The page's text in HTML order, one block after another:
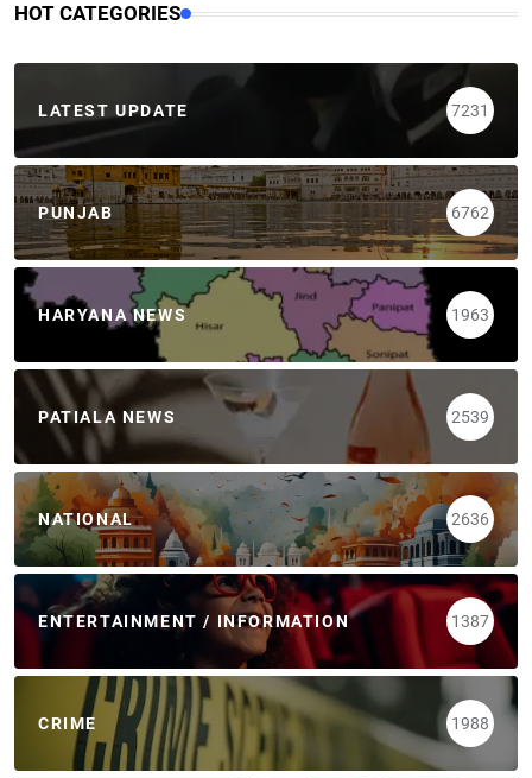
HOT CATEGORIES
LATEST UPDATE 7231
PUNJAB 6762
HARYANA NEWS 1963
PATIALA NEWS 2539
NATIONAL 2636
ENTERTAINMENT / INFORMATION 1387
CRIME 1988